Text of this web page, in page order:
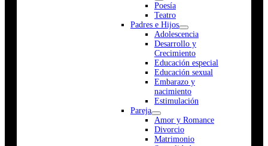
Poesía
Teatro
Padres e Hijos
Adolescencia
Desarrollo y
Crecimiento
Educación especial
Educación sexual
Embarazo y
nacimiento
Estimulación
Pareja
Amor y Romance
Divorcio
Matrimonio